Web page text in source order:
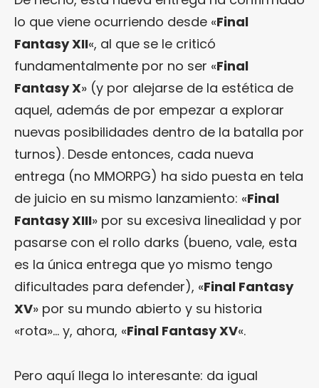
lo que viene ocurriendo desde «Final
Fantasy XII«, al que se le criticó
fundamentalmente por no ser «Final
Fantasy X» (y por alejarse de la estética de
aquel, además de por empezar a explorar
nuevas posibilidades dentro de la batalla por
turnos). Desde entonces, cada nueva
entrega (no MMORPG) ha sido puesta en tela
de juicio en su mismo lanzamiento: «Final
Fantasy XIII» por su excesiva linealidad y por
pasarse con el rollo darks (bueno, vale, esta
es la única entrega que yo mismo tengo
dificultades para defender), «Final Fantasy
XV» por su mundo abierto y su historia
«rota»… y, ahora, «Final Fantasy XV«.
Pero aquí llega lo interesante: da igual